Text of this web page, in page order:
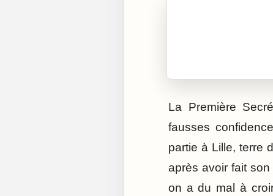
La Première
fausses
partie à Lille, terre
après avoir fait
on a du mal à